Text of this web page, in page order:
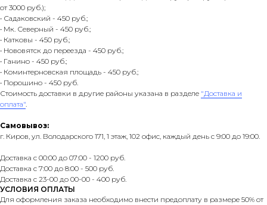
от 3000 руб.);
• Садаковский - 450 руб.;
• Мк. Северный - 450 руб.;
• Катковы - 450 руб.;
• Нововятск до переезда - 450 руб.;
• Ганино - 450 руб.;
• Коминтерновская площадь - 450 руб.;
• Порошино - 450 руб.
Стоимость доставки в другие районы указана в разделе "Доставка и
оплата".
Самовывоз:
г. Киров, ул. Володарского 171, 1 этаж, 102 офис, каждый день с 9:00 до 19:00.
Доставка с 00:00 до 07:00 - 1200 руб.
Доставка с 7:00 до 8:00 - 500 руб.
Доставка с 23-00 до 00-00 - 400 руб.
УСЛОВИЯ ОПЛАТЫ
Для оформления заказа необходимо внести предоплату в размере 50% от